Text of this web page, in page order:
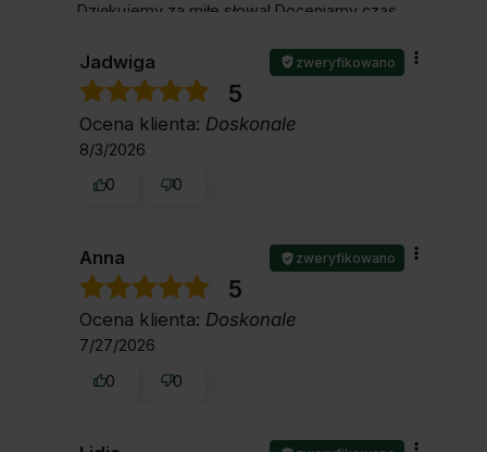
Dziękujemy za miłe słowa! Doceniamy czas
Twoim doświadczeniem. Jesteśmy
szczęśliwi, że mamy takich klientów. Z
pozdrowieniami, Ela i obsługa sklepu.
Jadwiga zweryfikowano
5
Ocena klienta: Doskonale
8/3/2026
0
0
Anna zweryfikowano
5
Ocena klienta: Doskonale
7/27/2026
0
0